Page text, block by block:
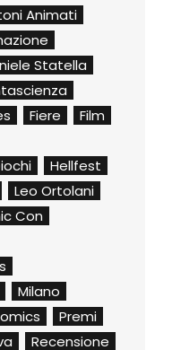
Animati
Statella
Fiere
Film
Hellfest
Leo Ortolani
Con
Milano
Premi
Recensione